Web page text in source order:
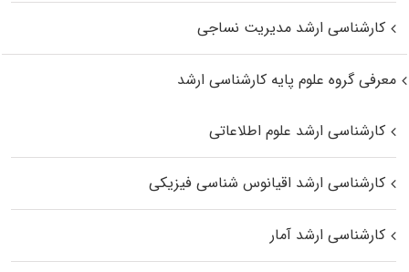
کارشناسی ارشد مدیریت نساجی
معرفی گروه علوم پایه کارشناسی ارشد
کارشناسی ارشد علوم اطلاعاتی
کارشناسی ارشد اقیانوس‌ شناسی فیزیکی
کارشناسی ارشد آمار